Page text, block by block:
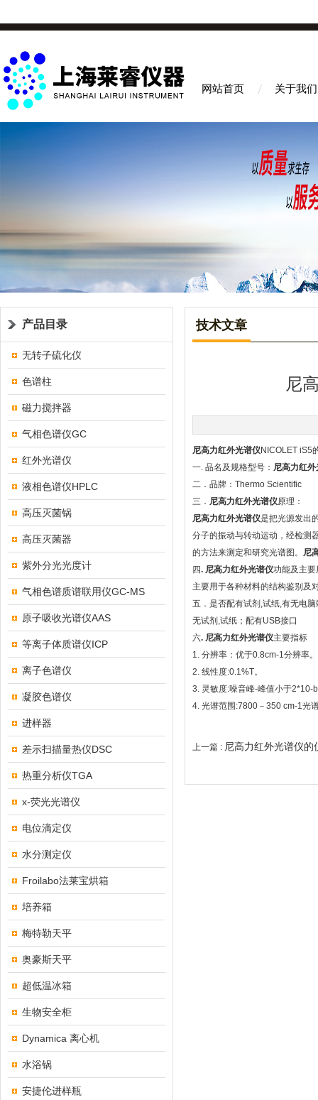
网站首页 关于我们
产品目录
无转子硫化仪
色谱柱
磁力搅拌器
气相色谱仪GC
红外光谱仪
液相色谱仪HPLC
高压灭菌锅
高压灭菌器
紫外分光光度计
气相色谱质谱联用仪GC-MS
原子吸收光谱仪AAS
等离子体质谱仪ICP
离子色谱仪
凝胶色谱仪
进样器
差示扫描量热仪DSC
热重分析仪TGA
x-荧光光谱仪
电位滴定仪
水分测定仪
Froilabo法莱宝烘箱
培养箱
梅特勒天平
奥豪斯天平
超低温冰箱
生物安全柜
Dynamica 离心机
水浴锅
安捷伦进样瓶
技术文章
尼
尼高力红外光谱仪NICOLET iS5
一. 品名及规格型号： 尼高力红
二．品牌：Thermo Scientific
三． 尼高力红外光谱仪原理：
尼高力红外光谱仪是把光源发出
分子的振动与转动运动，经检测
的方法来测定和研究光谱图。 尼
四. 尼高力红外光谱仪功能及主要
主要用于各种材料的结构鉴别及
五．是否配有试剂,试纸,有无电
无试剂,试纸；配有USB接口
六. 尼高力红外光谱仪主要指标
1. 分辨率：优于0.8cm-1分辨率。
2. 线性度:0.1%T。
3. 灵敏度:噪音峰-峰值小于2*10-
4. 光谱范围:7800－350 cm-1光
上一篇 : 尼高力红外光谱仪